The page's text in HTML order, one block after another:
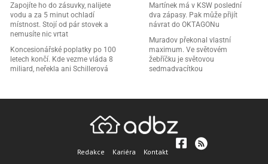
Zapojíte ho do zásuvky, nalijete
vodu a za 5 minut ochladí
místnost. Stojí od pár stovek a
nemusíte nic vrtat
Koncesionářské poplatky po 100
letech končí. Kde vezme vláda 8
miliard, neřekla ani Schillerová
Martínek má v KSW poslední
dva zápasy. Pak může přijít
návrat do OKTAGONu
Muradov překonal vlastní
maximum. Ve světovém
žebříčku je světovou
sedmadvacítkou
Redakce Kariéra Kontakt